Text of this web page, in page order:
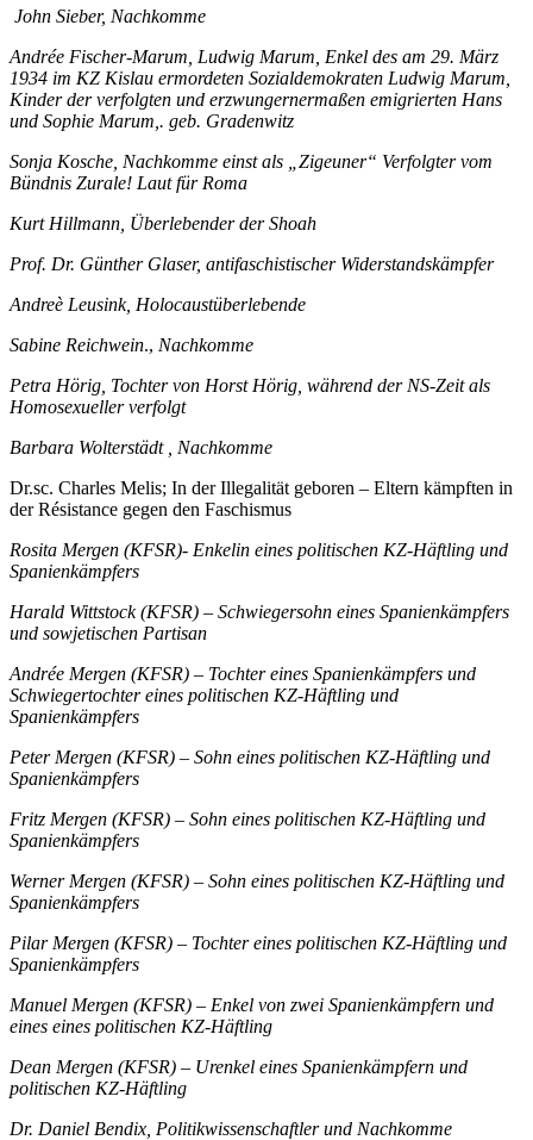
John Sieber, Nachkomme
Andrée Fischer-Marum, Ludwig Marum, Enkel des am 29. März
1934 im KZ Kislau ermordeten Sozialdemokraten Ludwig Marum,
Kinder der verfolgten und erzwungernermaßen emigrierten Hans
und Sophie Marum,. geb. Gradenwitz
Sonja Kosche, Nachkomme einst als „Zigeuner“ Verfolgter vom
Bündnis Zurale! Laut für Roma
Kurt Hillmann, Überlebender der Shoah
Prof. Dr. Günther Glaser, antifaschistischer Widerstandskämpfer
Andreè Leusink, Holocaustüberlebende
Sabine Reichwein., Nachkomme
Petra Hörig, Tochter von Horst Hörig, während der NS-Zeit als
Homosexueller verfolgt
Barbara Wolterstädt , Nachkomme
Dr.sc. Charles Melis; In der Illegalität geboren – Eltern kämpften in
der Résistance gegen den Faschismus
Rosita Mergen (KFSR)- Enkelin eines politischen KZ-Häftling und
Spanienkämpfers
Harald Wittstock (KFSR) – Schwiegersohn eines Spanienkämpfers
und sowjetischen Partisan
Andrée Mergen (KFSR) – Tochter eines Spanienkämpfers und
Schwiegertochter eines politischen KZ-Häftling und
Spanienkämpfers
Peter Mergen (KFSR) – Sohn eines politischen KZ-Häftling und
Spanienkämpfers
Fritz Mergen (KFSR) – Sohn eines politischen KZ-Häftling und
Spanienkämpfers
Werner Mergen (KFSR) – Sohn eines politischen KZ-Häftling und
Spanienkämpfers
Pilar Mergen (KFSR) – Tochter eines politischen KZ-Häftling und
Spanienkämpfers
Manuel Mergen (KFSR) – Enkel von zwei Spanienkämpfern und
eines eines politischen KZ-Häftling
Dean Mergen (KFSR) – Urenkel eines Spanienkämpfern und
politischen KZ-Häftling
Dr. Daniel Bendix, Politikwissenschaftler und Nachkomme